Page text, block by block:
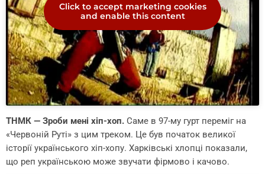
Click to accept marketing cookies
and enable this content
ТНМК — Зроби мені хіп-хоп. Саме в 97-му гурт переміг на
«Червоній Руті» з цим треком. Це був початок великої
історії українського хіп-хопу. Харківські хлопці показали,
що реп українською може звучати фірмово і качово.